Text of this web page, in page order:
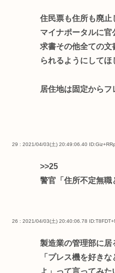
住民票も住所も廃止
マイナポータルに
求書その他全ての文
られるようにしてほ
居住地は固定からフ
29 : 2021/04/03(土) 20:49:06.40
>>25
警官「住所不定無
26 : 2021/04/03(土) 20:40:06.78
製造業の管理部に居
「プレス機を好き
よ」って言ってみた